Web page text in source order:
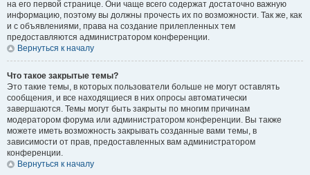
на его первой странице. Они чаще всего содержат достаточно важную
информацию, поэтому вы должны прочесть их по возможности. Так же, как
и с объявлениями, права на создание прилепленных тем
предоставляются администратором конференции.
Вернуться к началу
Что такое закрытые темы?
Это такие темы, в которых пользователи больше не могут оставлять
сообщения, и все находящиеся в них опросы автоматически
завершаются. Темы могут быть закрыты по многим причинам
модератором форума или администратором конференции. Вы также
можете иметь возможность закрывать созданные вами темы, в
зависимости от прав, предоставленных вам администратором
конференции.
Вернуться к началу